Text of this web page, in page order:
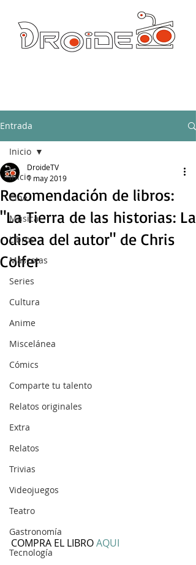
Entrada
Inicio
Cine
Música
Libros
Mascotas
Series
Cultura
Anime
Miscelánea
Cómics
Comparte tu talento
Relatos originales
Extra
Relatos
Trivias
Videojuegos
Teatro
Gastronomía
Tecnología
Inicio
Recomendación de libros:
"La Tierra de las historias: La
odisea del autor" de Chris
Colfer
DroideTV
1 may 2019
COMPRA EL LIBRO AQUI